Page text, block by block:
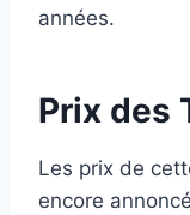
années.
Prix des
Les prix de
encore